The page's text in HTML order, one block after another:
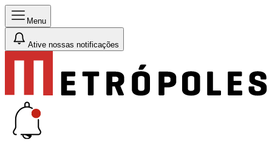
Menu
Ative nossas notificações